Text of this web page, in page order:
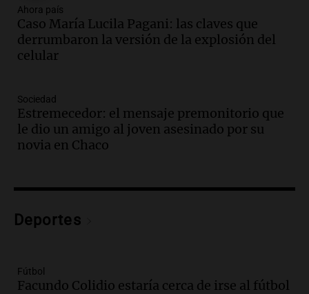
gran expo, con concurso de panificados
y actividades destacadas
Panorama Federal
Episodios
violó libertad condicional al ir al
Mundial de Atlanta
Panorama Federal
Episodios
programa de movilidad sustentable
Episodios
tras condiciones invernales
Panorama Federal
Ahora país
Caso María Lucila Pagani: las claves que
derrumbaron la versión de la explosión del
celular
Sociedad
Estremecedor: el mensaje premonitorio que
le dio un amigo al joven asesinado por su
novia en Chaco
Deportes
Fútbol
Facundo Colidio estaría cerca de irse al fútbol